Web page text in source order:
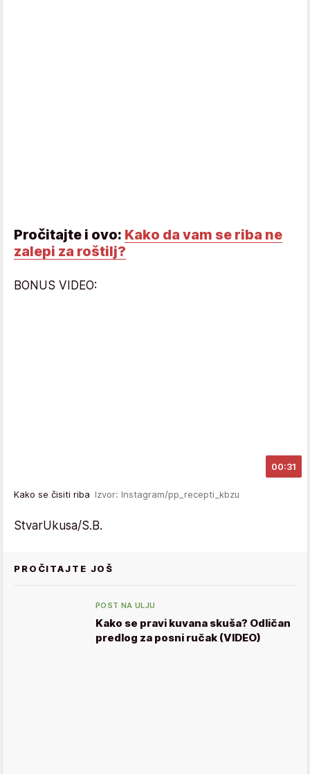
Pročitajte i ovo: Kako da vam se riba ne
zalepi za roštilj?
BONUS VIDEO:
00:31
Kako se čisiti riba Izvor: Instagram/pp_recepti_kbzu
StvarUkusa/S.B.
PROČITAJTE JOŠ
POST NA ULJU
Kako se pravi kuvana skuša? Odličan
predlog za posni ručak (VIDEO)